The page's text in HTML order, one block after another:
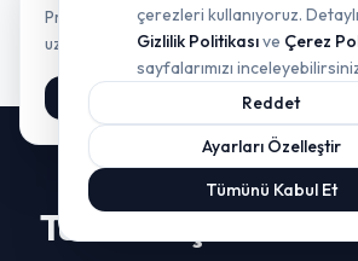
Tüm Süreçleri
Projeleriniz için en doğru stratejiyi
uzmanlarımızla ücretsiz bir ön görüşme
Ön Görüşme Başlat
çerezleri kullanıyoruz.
Gizlilik Politikasıve Çerez
sayfalarımızı
Reddet
Ayarları Özelleştir
Tümünü Kabul Et